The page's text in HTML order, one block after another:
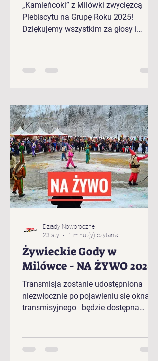
„Kamieńcoki” z Milówki zwycięzcą
Plebiscytu na Grupę Roku 2025!
Dziękujemy wszystkim za głosy i
Żywieckie Gody w
Milówce - NA ŻYWO 2026
Transmisja zostanie udostępniona
niezwłocznie po pojawieniu się okna
transmisyjnego i będzie dostępna
Dziady Noworoczne
23 sty
1 minut(y) czytania